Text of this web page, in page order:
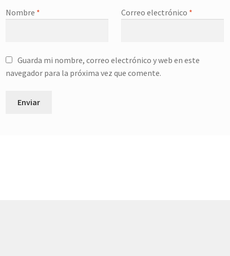
Nombre * Correo electrónico *
Guarda mi nombre, correo electrónico y web en este
navegador para la próxima vez que comente.